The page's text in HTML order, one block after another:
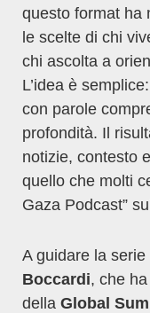
questo format ha
le scelte di chi
chi ascolta a
L’idea è
con parole
profondità. Il
notizie, contesto
quello che molti
Gaza Podcast”
A guidare la
Boccardi, che
della Global